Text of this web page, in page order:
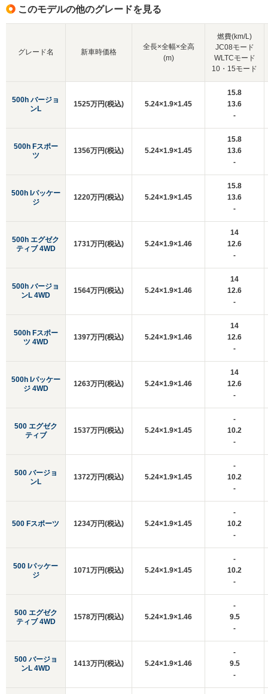
このモデルの他のグレードを見る
グレード名
500h バージョ
ンL
500h Fスポー
ツ
500h Iパッケー
ジ
500h エグゼク
ティブ 4WD
500h バージョ
ンL 4WD
500h Fスポー
ツ 4WD
500h Iパッケー
ジ 4WD
500 エグゼク
ティブ
500 バージョ
ンL
500 Fスポーツ
500 Iパッケー
ジ
500 エグゼク
ティブ 4WD
500 バージョ
ンL 4WD
新車時価格
全長×全幅×全高
(m)
燃費(km/L)
JC08モード
WLTCモード
10・15モード
1525万円(税込) 5.24×1.9×1.45
15.8
13.6
-
1356万円(税込) 5.24×1.9×1.45
15.8
13.6
-
1220万円(税込) 5.24×1.9×1.45
15.8
13.6
-
1731万円(税込) 5.24×1.9×1.46
14
12.6
-
1564万円(税込) 5.24×1.9×1.46
14
12.6
-
1397万円(税込) 5.24×1.9×1.46
14
12.6
-
1263万円(税込) 5.24×1.9×1.46
14
12.6
-
1537万円(税込) 5.24×1.9×1.45
-
10.2
-
1372万円(税込) 5.24×1.9×1.45
-
10.2
-
1234万円(税込) 5.24×1.9×1.45
-
10.2
-
1071万円(税込) 5.24×1.9×1.45
-
10.2
-
1578万円(税込) 5.24×1.9×1.46
-
9.5
-
1413万円(税込) 5.24×1.9×1.46
-
9.5
-